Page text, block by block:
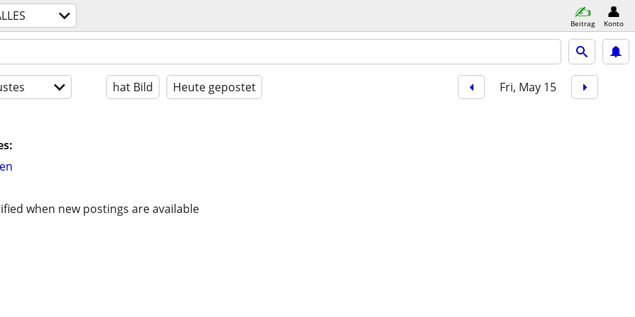
Beitrag Konto
hat Bild Heute gepostet Fri, May 15
when new postings are available